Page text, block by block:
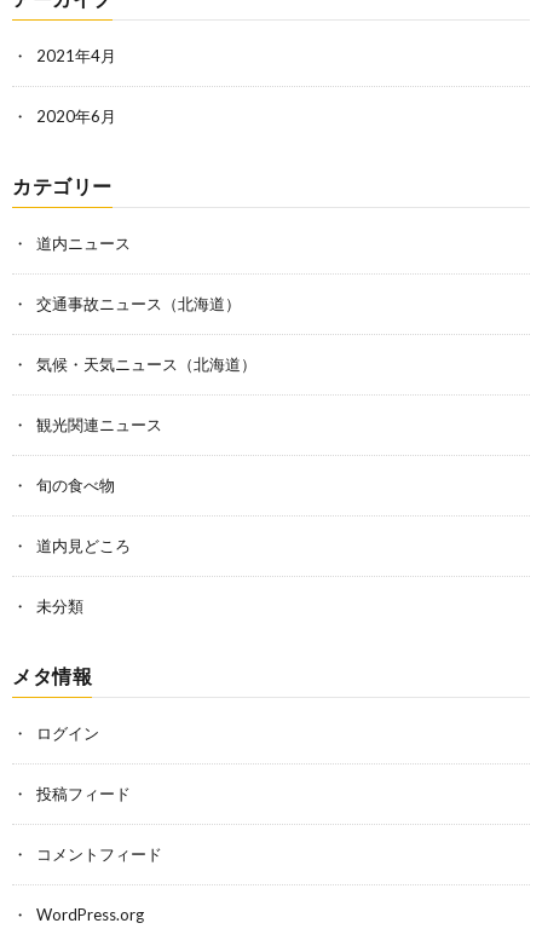
2021年4月
2020年6月
カテゴリー
道内ニュース
交通事故ニュース（北海道）
気候・天気ニュース（北海道）
観光関連ニュース
旬の食べ物
道内見どころ
未分類
メタ情報
ログイン
投稿フィード
コメントフィード
WordPress.org